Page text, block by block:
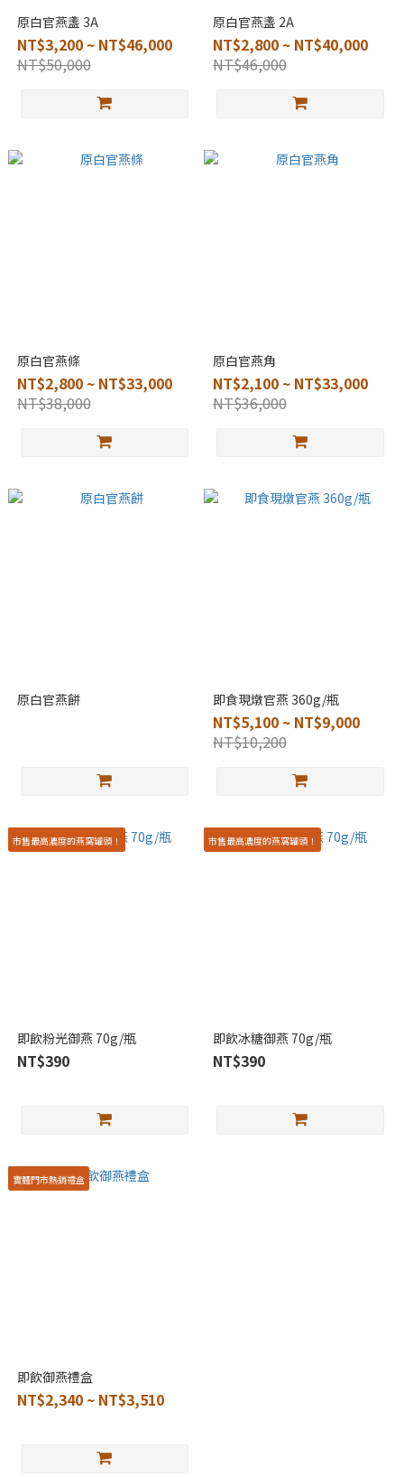
原白官燕盞 3A
NT$3,200 ~ NT$46,000
NT$50,000
原白官燕盞 2A
NT$2,800 ~ NT$40,000
NT$46,000
原白官燕條
NT$2,800 ~ NT$33,000
NT$38,000
原白官燕角
NT$2,100 ~ NT$33,000
NT$36,000
原白官燕餅 即食現燉官燕 360g/瓶
NT$5,100 ~ NT$9,000
NT$10,200
市售最高濃度的燕窩罐頭！
即飲粉光御燕 70g/瓶
NT$390
市售最高濃度的燕窩罐頭！
即飲冰糖御燕 70g/瓶
NT$390
實體門市熱銷禮盒
即飲御燕禮盒
NT$2,340 ~ NT$3,510